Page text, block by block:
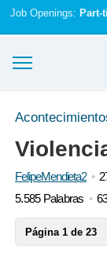
Job Openings: Part-
Ensayos y
Registrarse
Iniciar sesión
FelipeMendieta2
5.585 Palabras
Página 1 de 23